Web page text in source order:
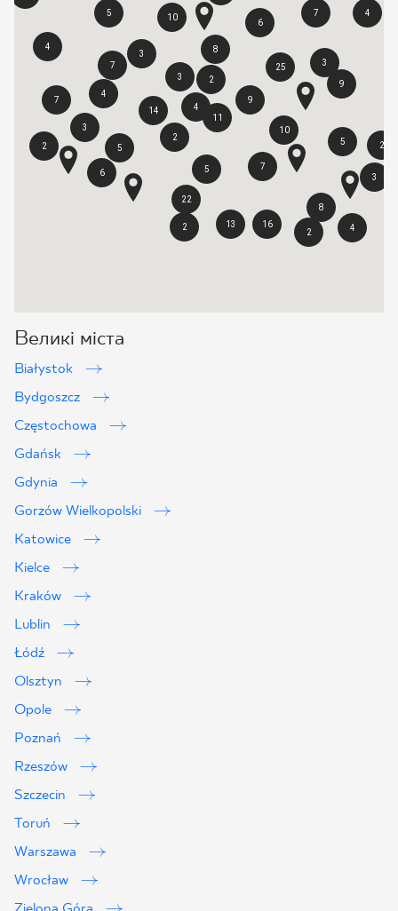
6
3
14
9
3
10
5 4
13
9
5
22
25
8
7
4
5
11
16
10
2
6
2
3
7
2
3
8
4
7
7
5
2
4
3
4
2
2
Великі міста
Białystok
Bydgoszcz
Częstochowa
Gdańsk
Gdynia
Gorzów Wielkopolski
Katowice
Kielce
Kraków
Lublin
Łódź
Olsztyn
Opole
Poznań
Rzeszów
Szczecin
Toruń
Warszawa
Wrocław